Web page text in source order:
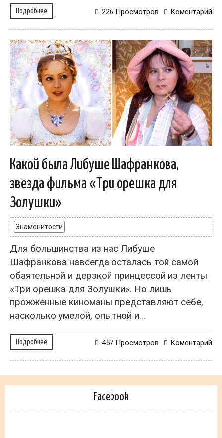
Подробнее Коментарий
226 Просмотров
Какой была Либуше Шафранкова,
звезда фильма «Три орешка для
Золушки»
Знаменитости
Для большинства из нас Либуше
Шафранкова навсегда осталась той самой
обаятельной и дерзкой принцессой из ленты
«Три орешка для Золушки». Но лишь
прожженные киноманы представляют себе,
насколько умелой, опытной и...
Подробнее Коментарий
457 Просмотров
Facebook